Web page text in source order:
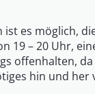
ist es möglich,
19 – 20 Uhr,
offenhalten,
hin und her